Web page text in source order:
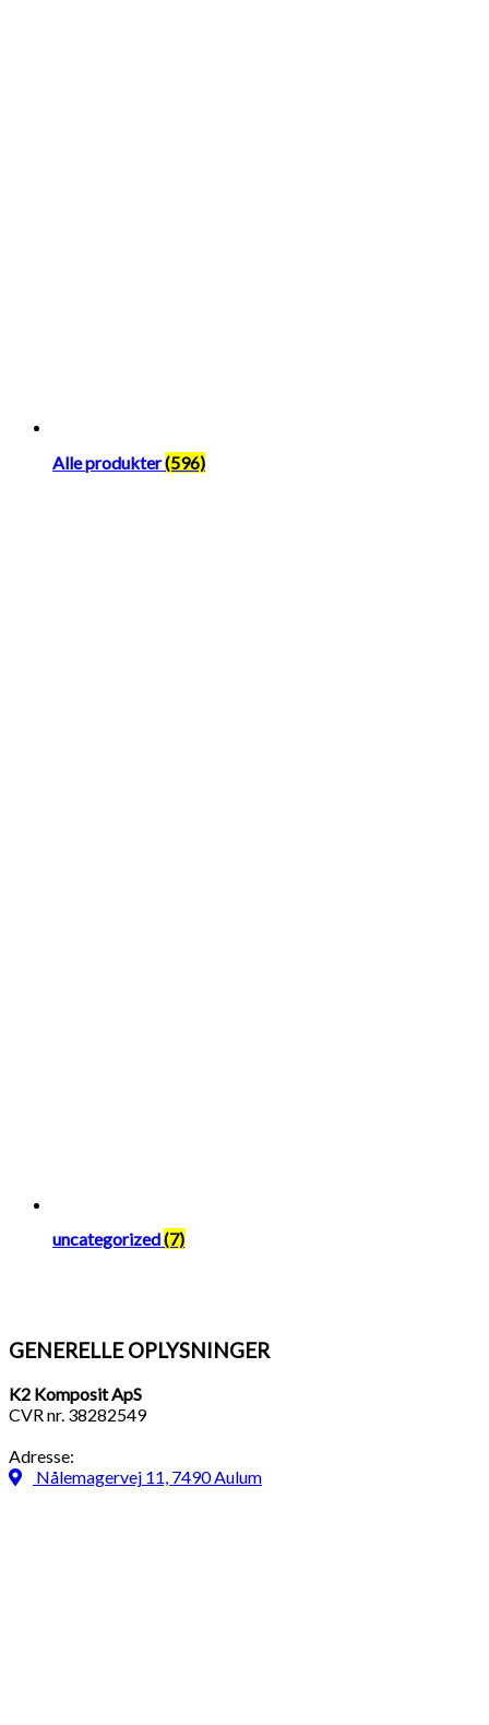
Alle produkter(596)
uncategorized(7)
GENERELLE OPLYSNINGER
K2 Komposit ApS
CVR nr. 38282549
Adresse:
Nålemagervej 11, 7490 Aulum